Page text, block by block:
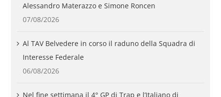
Alessandro Materazzo e Simone Roncen
07/08/2026
Al TAV Belvedere in corso il raduno della Squadra di
Interesse Federale
06/08/2026
Nel fine settimana il 4° GP di Trap e l’Italiano di